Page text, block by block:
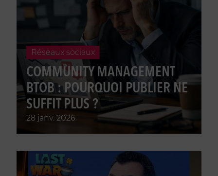
réseaux sociaux
COMMUNITY MANAGEMENT
BTOB : POURQUOI PUBLIER NE
SUFFIT PLUS ?
28 janv. 2026